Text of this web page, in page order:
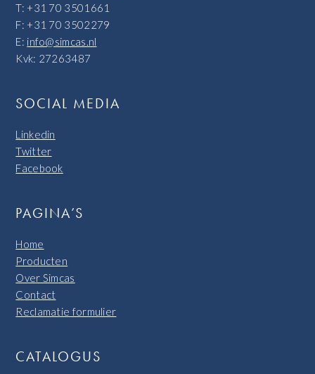
T: +31 70 3501661
F: +31 70 3502279
E: info@simcas.nl
Kvk: 27263487
SOCIAL MEDIA
Linkedin
Twitter
Facebook
PAGINA’S
Home
Producten
Over Simcas
Contact
Reclamatie formulier
CATALOGUS